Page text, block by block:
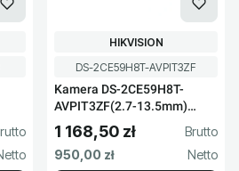
Kod produktu
DS-2CE59H8T-AVPIT3ZF
Kamera DS-2CE59H8T-
AVPIT3ZF(2.7-13.5mm)
Hikvision
PRODUCENT
HIKVISION
Cena brutto
1 168,50 zł
Cena netto
950,00 zł